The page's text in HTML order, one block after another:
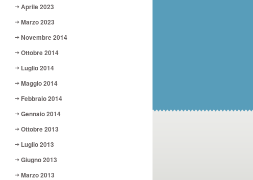
Aprile 2023
Marzo 2023
Novembre 2014
Ottobre 2014
Luglio 2014
Maggio 2014
Febbraio 2014
Gennaio 2014
Ottobre 2013
Luglio 2013
Giugno 2013
Marzo 2013